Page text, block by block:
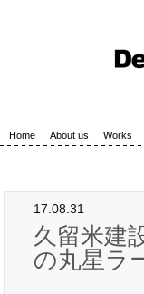
Home About us Works
17.08.31
久留米建
の丸星ラ